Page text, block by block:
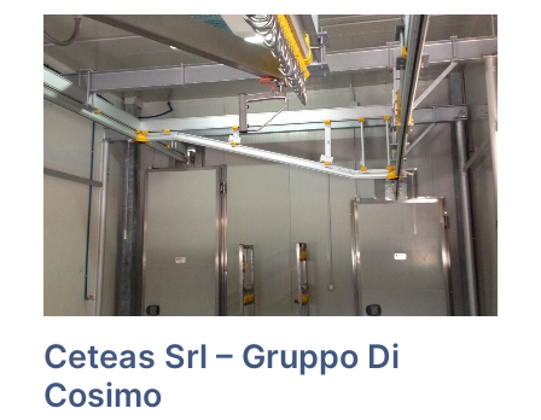
Ceteas Srl – Gruppo Di
Cosimo